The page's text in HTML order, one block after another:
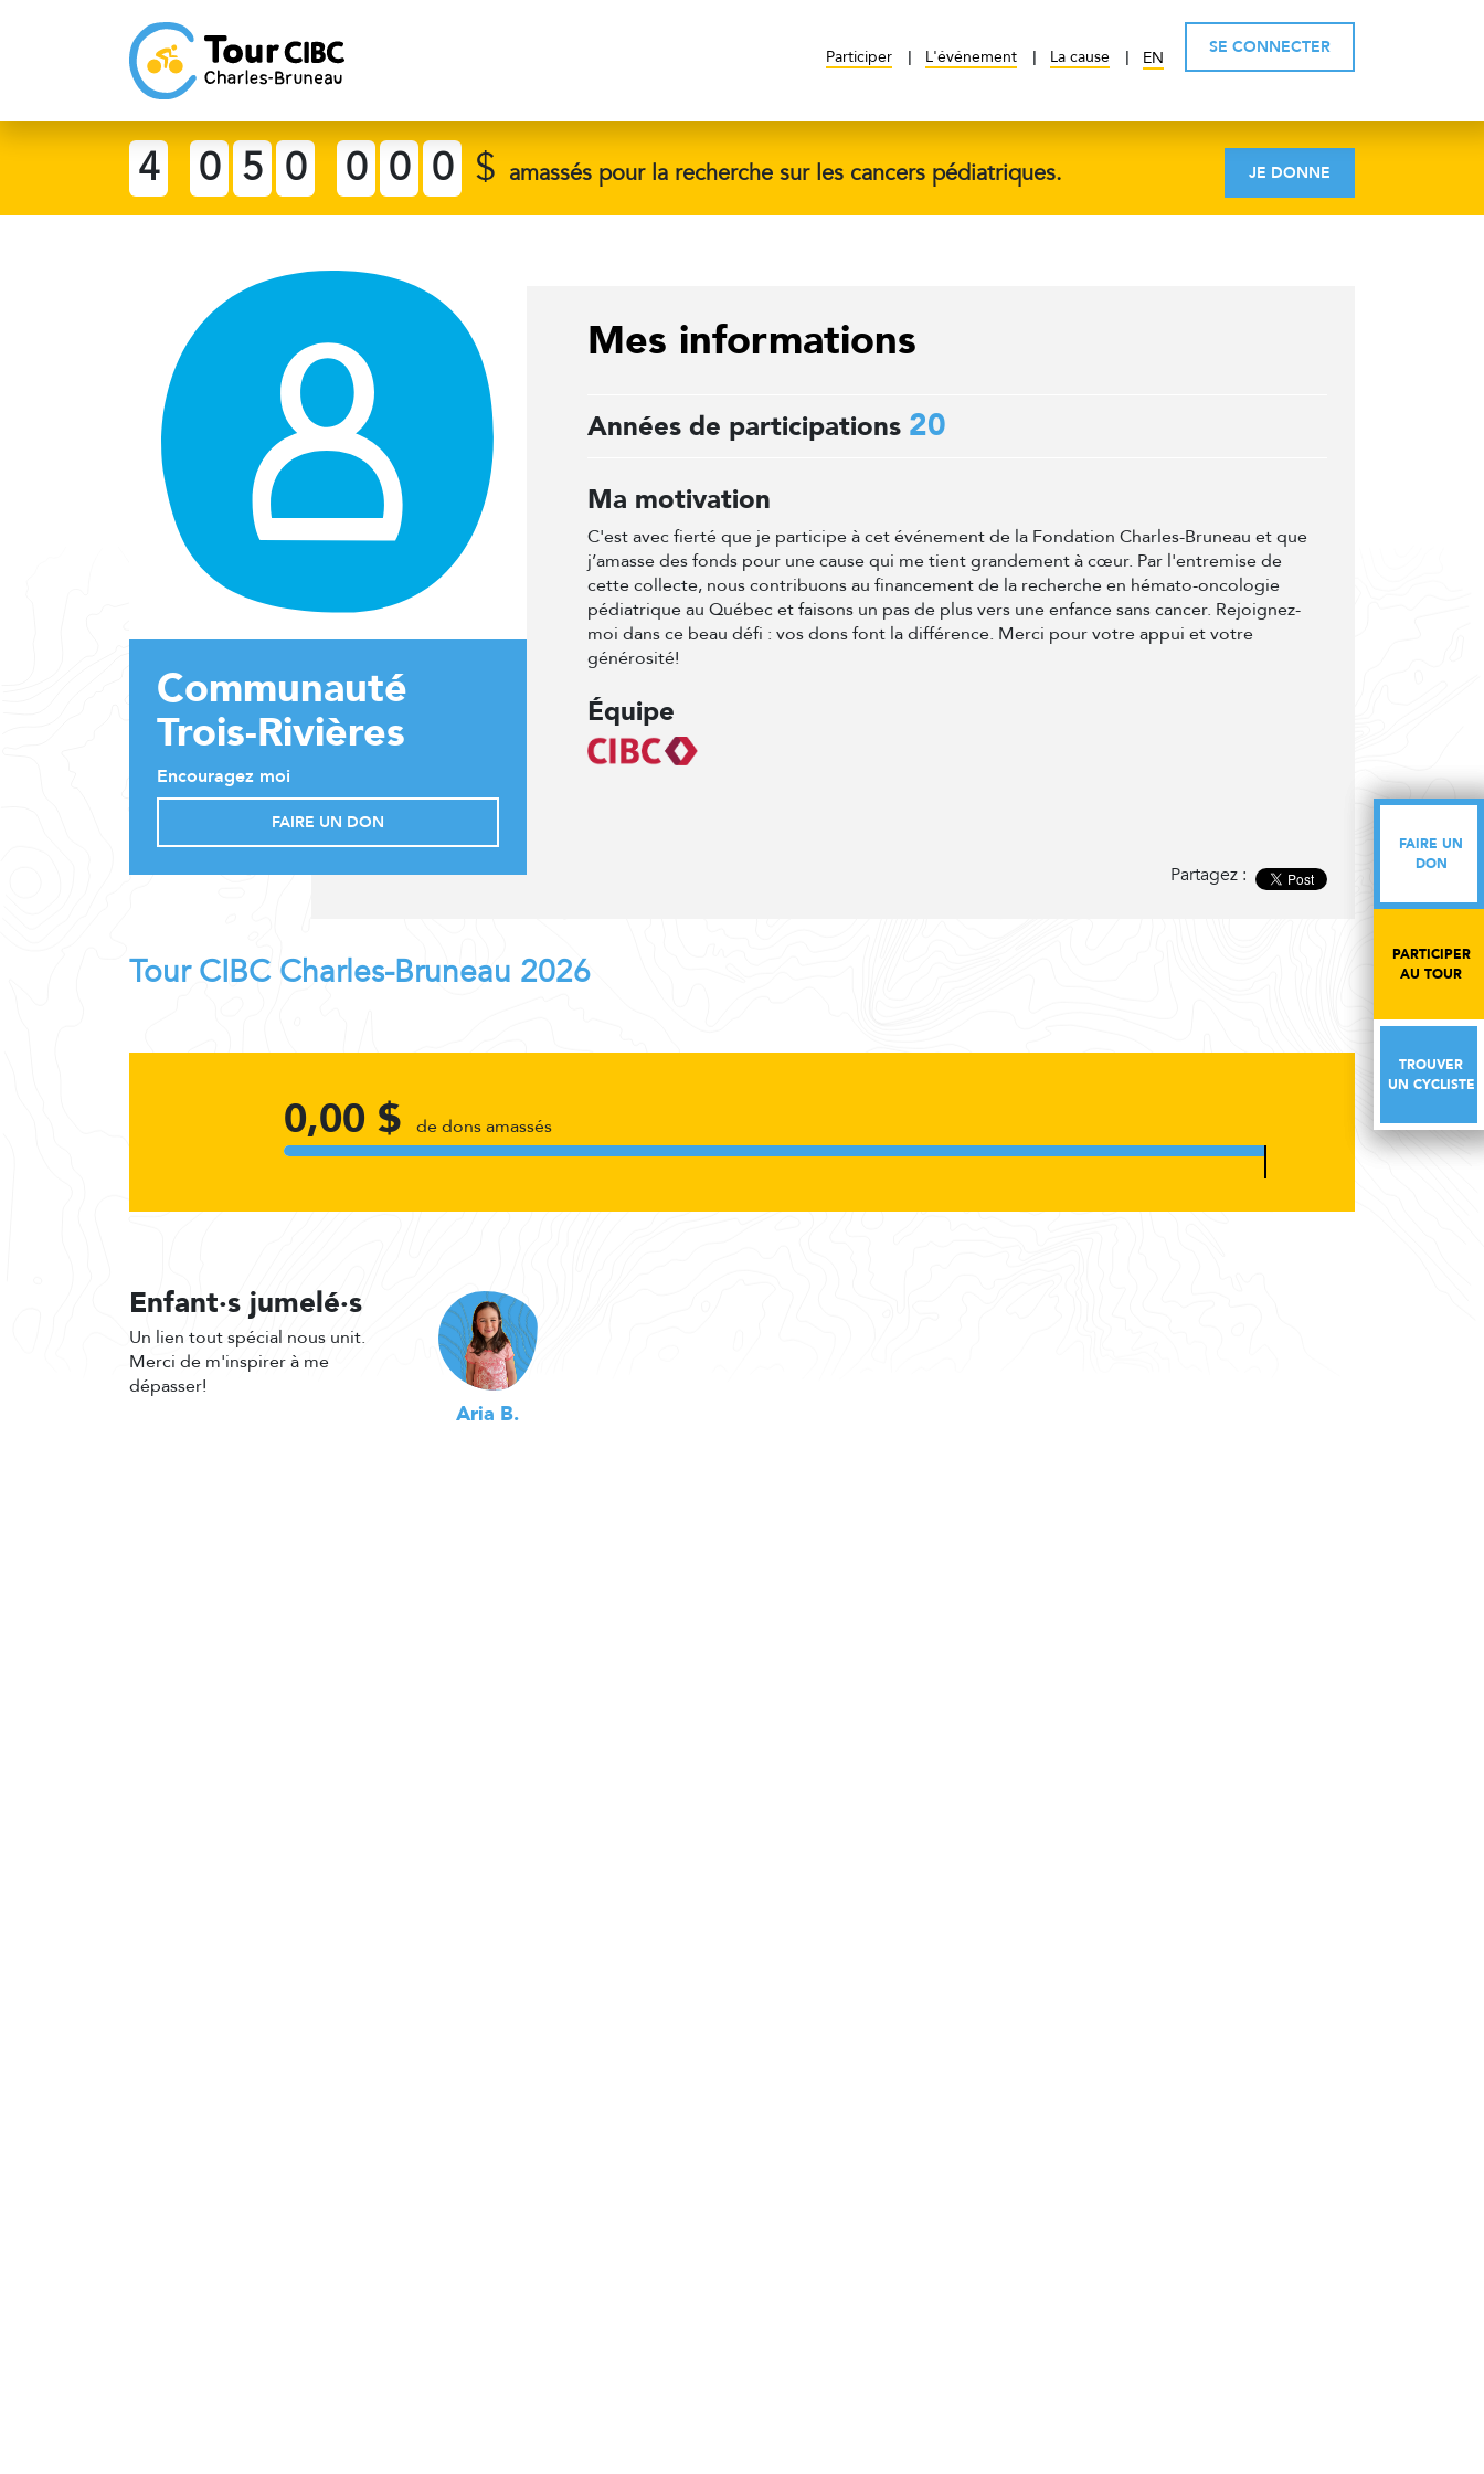
Participer L'événement La cause EN
SE CONNECTER
FAIRE UN
DON
PARTICIPER
AU TOUR
TROUVER
UN CYCLISTE
4 0 5 0 0 0 0 $ amassés pour la recherche sur les cancers pédiatriques. JE DONNE
Communauté
Trois-Rivières
Encouragez moi
FAIRE UN DON
Mes informations
Années de participations 20
Ma motivation
C'est avec fierté que je participe à cet événement de la Fondation Charles-Bruneau et que
j’amasse des fonds pour une cause qui me tient grandement à cœur. Par l'entremise de
cette collecte, nous contribuons au financement de la recherche en hémato-oncologie
pédiatrique au Québec et faisons un pas de plus vers une enfance sans cancer. Rejoignez-
moi dans ce beau défi : vos dons font la différence. Merci pour votre appui et votre
générosité!
Équipe
Partagez :
Tour CIBC Charles-Bruneau 2026
0,00 $ de dons amassés
Enfant·s jumelé·s
Un lien tout spécial nous unit.
Merci de m'inspirer à me
dépasser!
Aria B.
FAIRE UN
DON
PARTICIPER
AU TOUR
TROUVER
UN CYCLISTE